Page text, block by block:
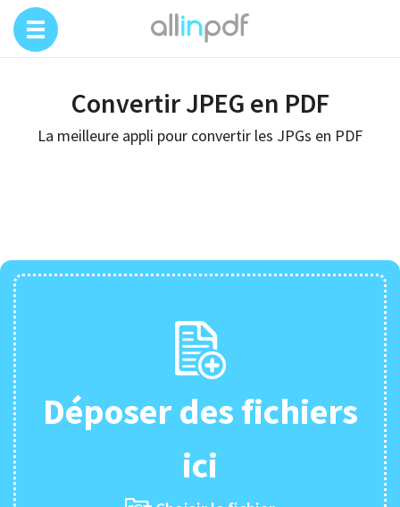
Convertir JPEG en PDF
La meilleure appli pour convertir les JPGs en PDF
Déposer des fichiers
ici